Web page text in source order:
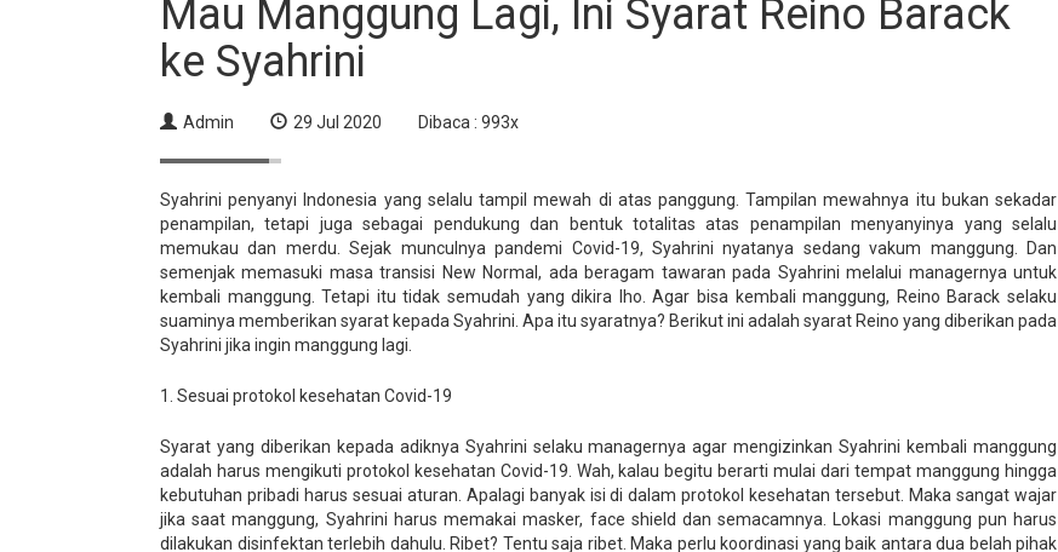
Mau Manggung Lagi, Ini Syarat Reino Barack
ke Syahrini
Admin 29 Jul 2020 Dibaca : 993x
Syahrini penyanyi Indonesia yang selalu tampil mewah di atas panggung. Tampilan mewahnya itu bukan sekadar
penampilan, tetapi juga sebagai pendukung dan bentuk totalitas atas penampilan menyanyinya yang selalu
memukau dan merdu. Sejak munculnya pandemi Covid-19, Syahrini nyatanya sedang vakum manggung. Dan
semenjak memasuki masa transisi New Normal, ada beragam tawaran pada Syahrini melalui managernya untuk
kembali manggung. Tetapi itu tidak semudah yang dikira lho. Agar bisa kembali manggung, Reino Barack selaku
suaminya memberikan syarat kepada Syahrini. Apa itu syaratnya? Berikut ini adalah syarat Reino yang diberikan pada
Syahrini jika ingin manggung lagi.
1. Sesuai protokol kesehatan Covid-19
Syarat yang diberikan kepada adiknya Syahrini selaku managernya agar mengizinkan Syahrini kembali manggung
adalah harus mengikuti protokol kesehatan Covid-19. Wah, kalau begitu berarti mulai dari tempat manggung hingga
kebutuhan pribadi harus sesuai aturan. Apalagi banyak isi di dalam protokol kesehatan tersebut. Maka sangat wajar
jika saat manggung, Syahrini harus memakai masker, face shield dan semacamnya. Lokasi manggung pun harus
dilakukan disinfektan terlebih dahulu. Ribet? Tentu saja ribet. Maka perlu koordinasi yang baik antara dua belah pihak